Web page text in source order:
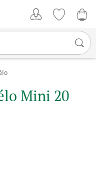
Mini 20